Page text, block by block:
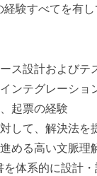
験すべてを有
ス設計およびテ
ンテグレーシ
起票の経験
して、解決法を
める高い文脈理
体系的に設計